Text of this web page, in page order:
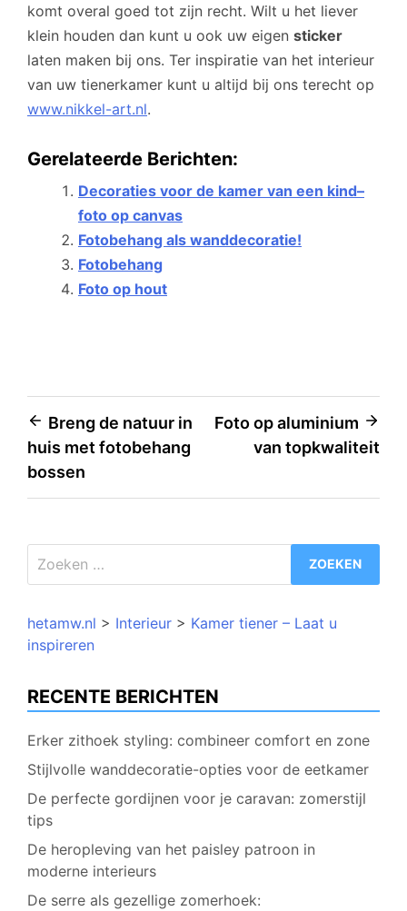
komt overal goed tot zijn recht. Wilt u het liever
klein houden dan kunt u ook uw eigen sticker
laten maken bij ons. Ter inspiratie van het interieur
van uw tienerkamer kunt u altijd bij ons terecht op
www.nikkel-art.nl.
Gerelateerde Berichten:
Decoraties voor de kamer van een kind–
foto op canvas
Fotobehang als wanddecoratie!
Fotobehang
Foto op hout
Bericht
navigatie
Breng de natuur in
huis met fotobehang
bossen
Foto op aluminium
van topkwaliteit
naar:
hetamw.nl > Interieur > Kamer tiener – Laat u
inspireren
RECENTE BERICHTEN
Erker zithoek styling: combineer comfort en zone
Stijlvolle wanddecoratie-opties voor de eetkamer
De perfecte gordijnen voor je caravan: zomerstijl
tips
De heropleving van het paisley patroon in
moderne interieurs
De serre als gezellige zomerhoek: